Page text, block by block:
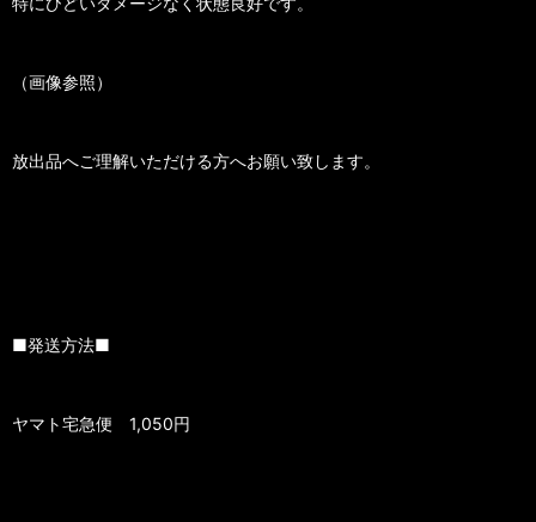
（画像参照）
放出品へご理解いただける方へお願い致します。
■発送方法■
ヤマト宅急便 1,050円